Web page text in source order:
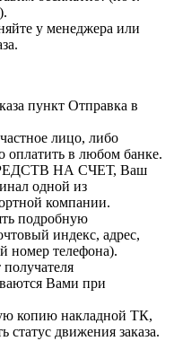
у менеджера или
пункт Отправка в
лицо, либо
в любом банке.
НА СЧЕТ, Ваш
одной из
компании.
подробную
индекс, адрес,
номер телефона).
Вами при
копию накладной ТК,
статус движения заказа.